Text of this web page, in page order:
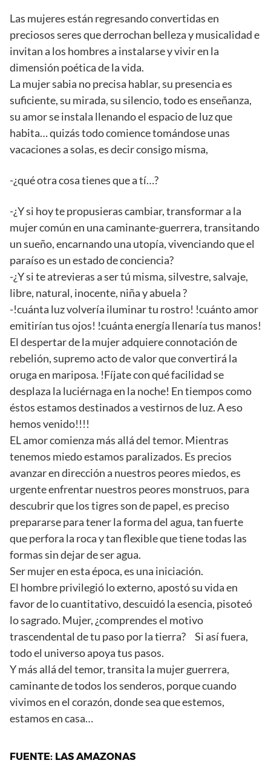
Las mujeres están regresando convertidas en
preciosos seres que derrochan belleza y musicalidad e
invitan a los hombres a instalarse y vivir en la
dimensión poética de la vida.
La mujer sabia no precisa hablar, su presencia es
suficiente, su mirada, su silencio, todo es enseñanza,
su amor se instala llenando el espacio de luz que
habita… quizás todo comience tomándose unas
vacaciones a solas, es decir consigo misma,
-¿qué otra cosa tienes que a tí…?
-¿Y si hoy te propusieras cambiar, transformar a la
mujer común en una caminante-guerrera, transitando
un sueño, encarnando una utopía, vivenciando que el
paraíso es un estado de conciencia?
-¿Y si te atrevieras a ser tú misma, silvestre, salvaje,
libre, natural, inocente, niña y abuela ?
-!cuánta luz volvería iluminar tu rostro! !cuánto amor
emitirían tus ojos! !cuánta energía llenaría tus manos!
El despertar de la mujer adquiere connotación de
rebelión, supremo acto de valor que convertirá la
oruga en mariposa. !Fíjate con qué facilidad se
desplaza la luciérnaga en la noche! En tiempos como
éstos estamos destinados a vestirnos de luz. A eso
hemos venido!!!!
EL amor comienza más allá del temor. Mientras
tenemos miedo estamos paralizados. Es precios
avanzar en dirección a nuestros peores miedos, es
urgente enfrentar nuestros peores monstruos, para
descubrir que los tigres son de papel, es preciso
prepararse para tener la forma del agua, tan fuerte
que perfora la roca y tan flexible que tiene todas las
formas sin dejar de ser agua.
Ser mujer en esta época, es una iniciación.
El hombre privilegió lo externo, apostó su vida en
favor de lo cuantitativo, descuidó la esencia, pisoteó
lo sagrado. Mujer, ¿comprendes el motivo
trascendental de tu paso por la tierra? Si así fuera,
todo el universo apoya tus pasos.
Y más allá del temor, transita la mujer guerrera,
caminante de todos los senderos, porque cuando
vivimos en el corazón, donde sea que estemos,
estamos en casa…
FUENTE: LAS AMAZONAS